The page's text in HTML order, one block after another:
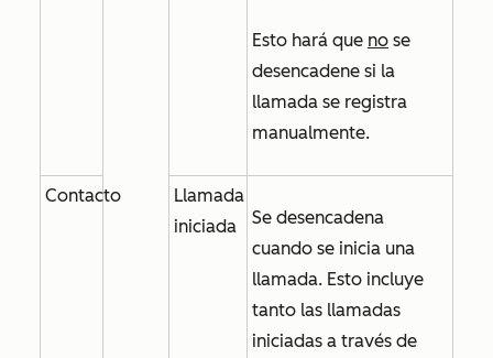
Esto hará que no se
desencadene si la
llamada se registra
manualmente.
Contacto
Llamada
iniciada
Se desencadena
cuando se inicia una
llamada. Esto incluye
tanto las llamadas
iniciadas a través de